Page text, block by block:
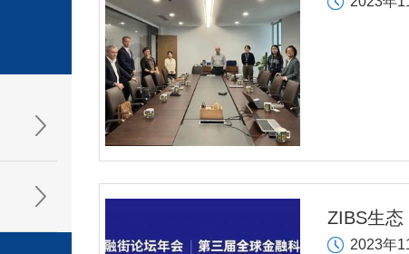
ZIBS生态
即将举行
2023年